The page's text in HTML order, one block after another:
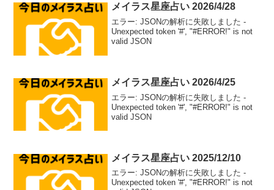
メイラス星座占い 2026/4/28
エラー: JSONの解析に失敗しました -
Unexpected token '#', "#ERROR!" is not
valid JSON
メイラス星座占い 2026/4/25
エラー: JSONの解析に失敗しました -
Unexpected token '#', "#ERROR!" is not
valid JSON
メイラス星座占い 2025/12/10
エラー: JSONの解析に失敗しました -
Unexpected token '#', "#ERROR!" is not